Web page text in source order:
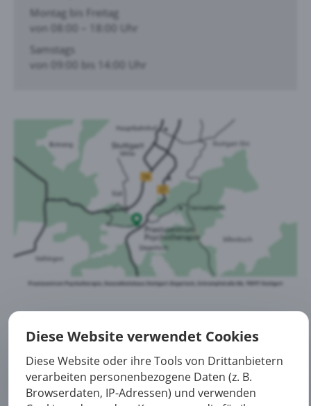
Montag bis Freitag
von 08:00 – 18:00 Uhr
Samstags
von 09:00 bis 14:00 Uhr
Jetzt Kontakt aufnehmen
Diese Website verwendet Cookies
Diese Website oder ihre Tools von Drittanbietern
verarbeiten personenbezogene Daten (z. B.
Browserdaten, IP-Adressen) und verwenden